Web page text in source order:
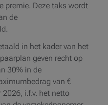
premie. Deze taks wordt
de
in het kader van het
geven recht op
30% in de
van €
i.f.v. het netto